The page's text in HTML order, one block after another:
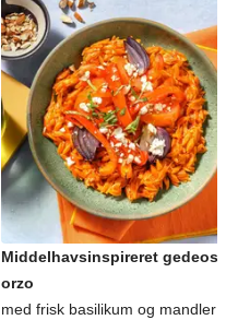
Middelhavsinspireret
orzo
med frisk basilikum og mandler